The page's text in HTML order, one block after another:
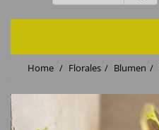
Home
Florales Blumen